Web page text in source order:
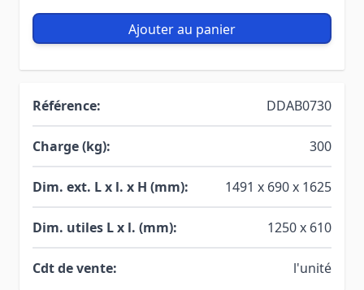
Ajouter au panier
Référence: DDAB0730
Charge (kg): 300
Dim. ext. L x l. x H (mm): 1491 x 690 x 1625
Dim. utiles L x l. (mm): 1250 x 610
Cdt de vente: l'unité